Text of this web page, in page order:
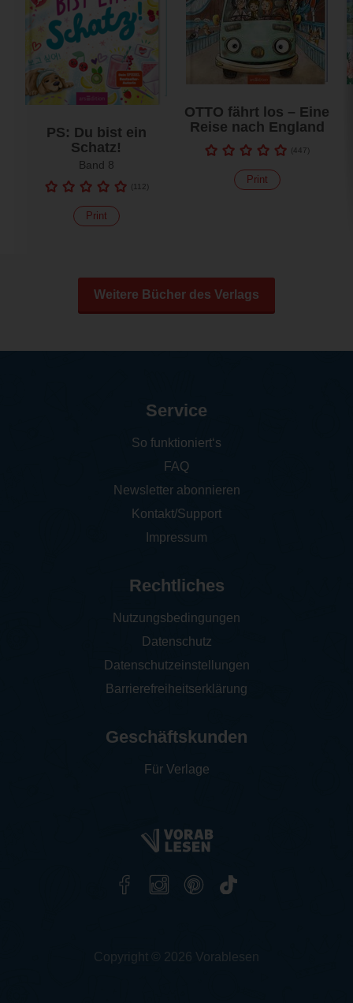
PS: Du bist ein
Schatz!
Band 8
(112)
Print
OTTO fährt los – Eine
Reise nach England
(447)
Print
Weitere Bücher des Verlags
Service
So funktioniert‘s
FAQ
Newsletter abonnieren
Kontakt/Support
Impressum
Rechtliches
Nutzungsbedingungen
Datenschutz
Datenschutzeinstellungen
Barrierefreiheitserklärung
Geschäftskunden
Für Verlage
Copyright © 2026 Vorablesen